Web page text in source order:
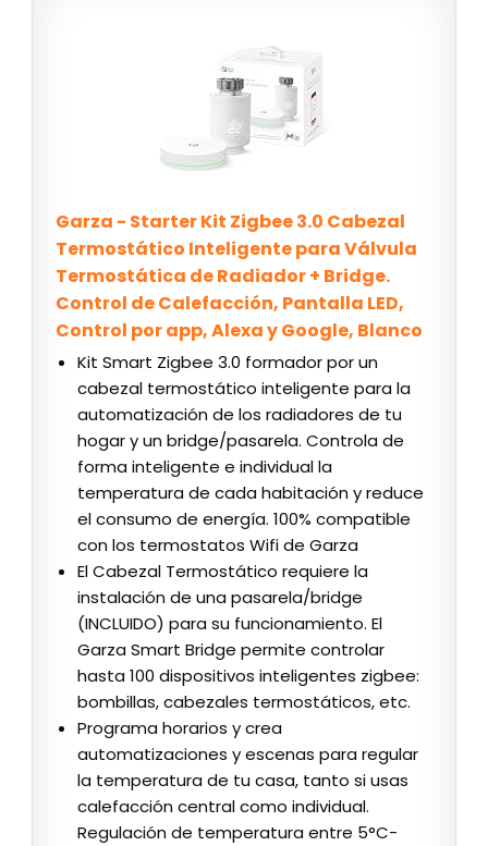
Garza - Starter Kit Zigbee 3.0 Cabezal
Termostático Inteligente para Válvula
Termostática de Radiador + Bridge.
Control de Calefacción, Pantalla LED,
Control por app, Alexa y Google, Blanco
Kit Smart Zigbee 3.0 formador por un
cabezal termostático inteligente para la
automatización de los radiadores de tu
hogar y un bridge/pasarela. Controla de
forma inteligente e individual la
temperatura de cada habitación y reduce
el consumo de energía. 100% compatible
con los termostatos Wifi de Garza
El Cabezal Termostático requiere la
instalación de una pasarela/bridge
(INCLUIDO) para su funcionamiento. El
Garza Smart Bridge permite controlar
hasta 100 dispositivos inteligentes zigbee:
bombillas, cabezales termostáticos, etc.
Programa horarios y crea
automatizaciones y escenas para regular
la temperatura de tu casa, tanto si usas
calefacción central como individual.
Regulación de temperatura entre 5°C-